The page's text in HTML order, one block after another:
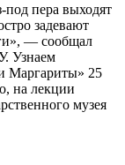
пера выходят
задевают
— сообщал
Узнаем
Маргариты» 25
на лекции
музея